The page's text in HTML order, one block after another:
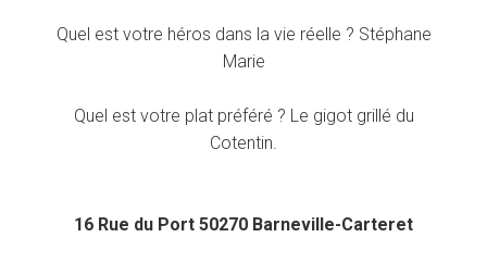
Quel est votre héros dans la vie réelle ? Stéphane
Marie
Quel est votre plat préféré ? Le gigot grillé du
Cotentin.
16 Rue du Port 50270 Barneville-Carteret